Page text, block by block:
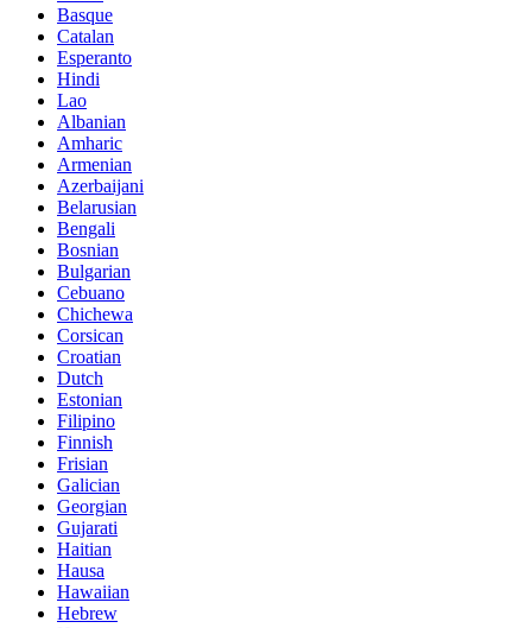
Basque
Catalan
Esperanto
Hindi
Lao
Albanian
Amharic
Armenian
Azerbaijani
Belarusian
Bengali
Bosnian
Bulgarian
Cebuano
Chichewa
Corsican
Croatian
Dutch
Estonian
Filipino
Finnish
Frisian
Galician
Georgian
Gujarati
Haitian
Hausa
Hawaiian
Hebrew